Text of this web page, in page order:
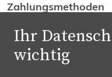
Ihr
wichtig
Zahlungsmethoden